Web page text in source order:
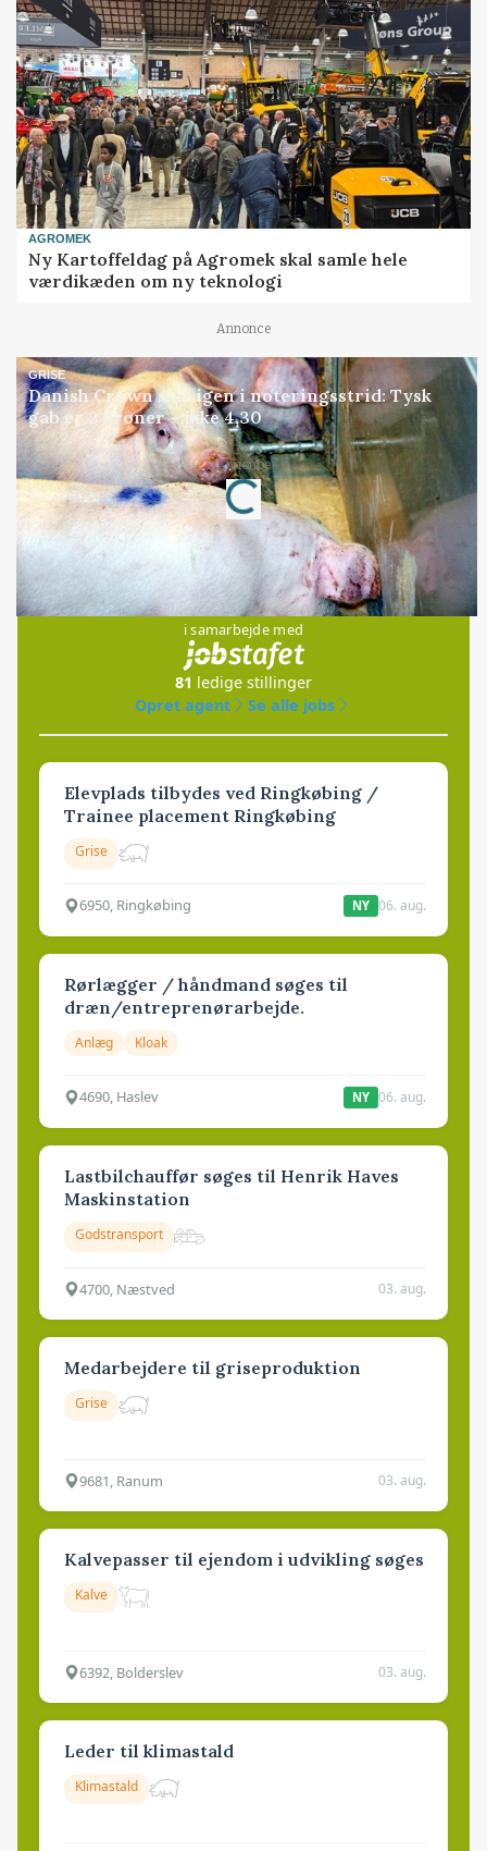
AGROMEK
Ny Kartoffeldag på Agromek skal samle hele
værdikæden om ny teknologi
Annonce
GRISE
Danish Crown slår igen i noteringsstrid: Tysk
gab er 3 kroner – ikke 4,30
Annonce
Loading...
Jobs
i samarbejde med
81 ledige stillinger
Opret agent
Se alle jobs
Elevplads tilbydes ved Ringkøbing /
Trainee placement Ringkøbing
Grise
6950, Ringkøbing NY 06. aug.
Rørlægger / håndmand søges til
dræn/entreprenørarbejde.
Anlæg Kloak
4690, Haslev NY 06. aug.
Lastbilchauffør søges til Henrik Haves
Maskinstation
Godstransport
4700, Næstved 03. aug.
Medarbejdere til griseproduktion
Grise
9681, Ranum 03. aug.
Kalvepasser til ejendom i udvikling søges
Kalve
6392, Bolderslev 03. aug.
Leder til klimastald
Klimastald